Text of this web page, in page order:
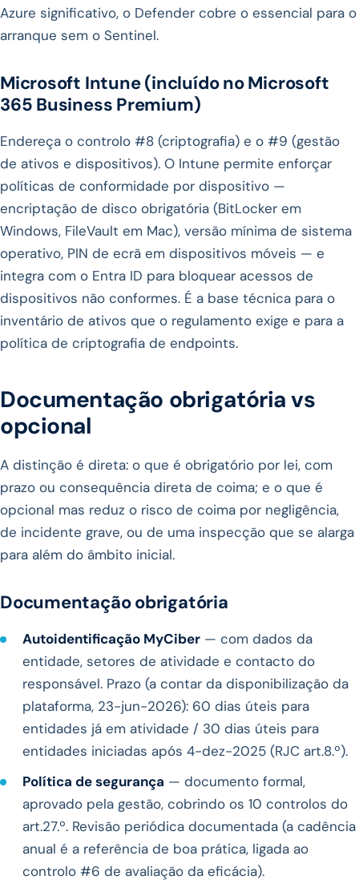
Azure significativo, o Defender cobre o essencial para o
arranque sem o Sentinel.
Microsoft Intune (incluído no Microsoft
365 Business Premium)
Endereça o controlo #8 (criptografia) e o #9 (gestão
de ativos e dispositivos). O Intune permite enforçar
políticas de conformidade por dispositivo —
encriptação de disco obrigatória (BitLocker em
Windows, FileVault em Mac), versão mínima de sistema
operativo, PIN de ecrã em dispositivos móveis — e
integra com o Entra ID para bloquear acessos de
dispositivos não conformes. É a base técnica para o
inventário de ativos que o regulamento exige e para a
política de criptografia de endpoints.
Documentação obrigatória vs
opcional
A distinção é direta: o que é obrigatório por lei, com
prazo ou consequência direta de coima; e o que é
opcional mas reduz o risco de coima por negligência,
de incidente grave, ou de uma inspecção que se alarga
para além do âmbito inicial.
Documentação obrigatória
Autoidentificação MyCiber — com dados da
entidade, setores de atividade e contacto do
responsável. Prazo (a contar da disponibilização da
plataforma, 23-jun-2026): 60 dias úteis para
entidades já em atividade / 30 dias úteis para
entidades iniciadas após 4-dez-2025 (RJC art.8.º).
Política de segurança — documento formal,
aprovado pela gestão, cobrindo os 10 controlos do
art.27.º. Revisão periódica documentada (a cadência
anual é a referência de boa prática, ligada ao
controlo #6 de avaliação da eficácia).